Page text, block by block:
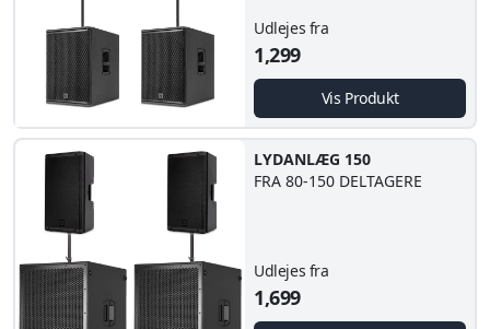
Udlejes fra
1,299
Vis Produkt
LYDANLÆG 150
FRA 80-150 DELTAGERE
Udlejes fra
1,699